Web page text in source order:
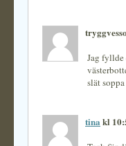
Jag fyllde
slät
tina kl